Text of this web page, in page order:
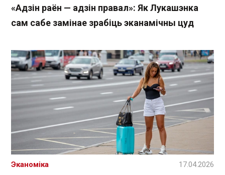
«Адзін раён — адзін правал»: Як Лукашэнка
сам сабе замінае зрабіць эканамічны цуд
Эканоміка 17.04.2026